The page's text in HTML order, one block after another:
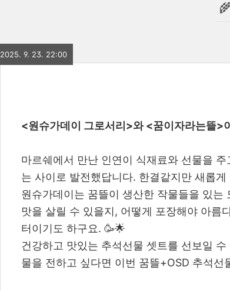
2025. 9. 23. 22:00
<원슈가데이 그로서리>와 <꿈이자라는뜰>
마르쉐에서 만난 인연이 식재료와 선물을
는 사이로 발전했답니다. 한결같지만 새롭
원슈가데이는 꿈뜰이 생산한 작물들을 있
맛을 살릴 수 있을지, 어떻게 포장해야 아름
터이기도 하구요. 🥳🌟
건강하고 맛있는 추석선물 셋트를 선보일
물을 전하고 싶다면 이번 꿈뜰+OSD 추석